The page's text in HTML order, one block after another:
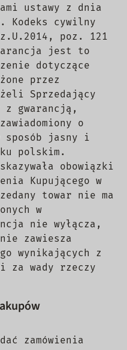
ustawy z dnia
Kodeks cywilny
poz. 121
jest to
dotyczące
przez
Sprzedający
z gwarancją,
o
jasny i
polskim.
obowiązki
Kupującego w
towar nie ma
w
nie wyłącza,
zawiesza
wynikających z
za wady rzeczy
zamówienia